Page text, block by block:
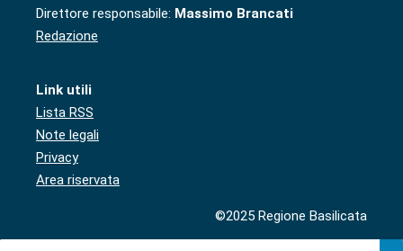
Direttore responsabile: Massimo Brancati
Redazione
Link utili
Lista RSS
Note legali
Privacy
Area riservata
©2025 Regione Basilicata